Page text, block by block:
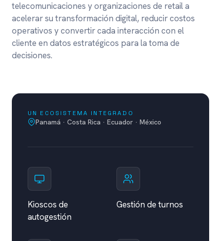
telecomunicaciones y organizaciones de retail a
acelerar su transformación digital, reducir costos
operativos y convertir cada interacción con el
cliente en datos estratégicos para la toma de
decisiones.
UN ECOSISTEMA INTEGRADO
Panamá · Costa Rica · Ecuador · México
Kioscos de
autogestión
Gestión de turnos